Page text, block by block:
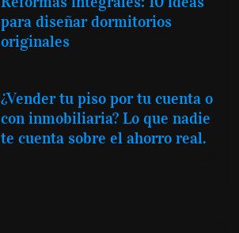
para diseñar dormitorios
originales
¿Vender tu piso por tu cuenta o
con inmobiliaria? Lo que nadie
te cuenta sobre el ahorro real.